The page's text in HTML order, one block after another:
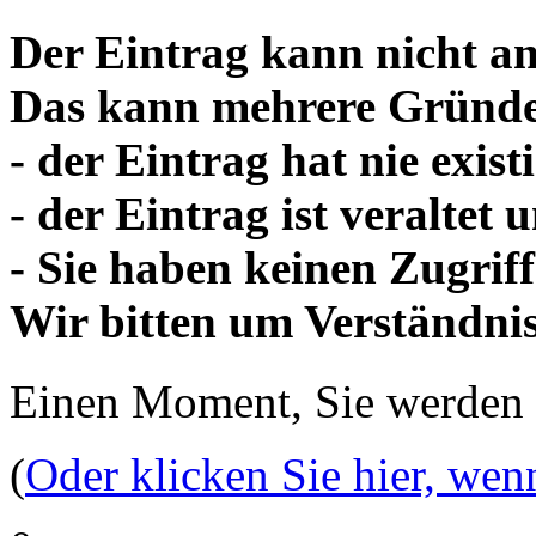
Der Eintrag kann nicht
Das kann mehrere
- der Eintrag hat nie
- der Eintrag ist veraltet
- Sie haben keinen
Wir bitten um
Einen Moment, Sie
(Oder klicken Sie hier,